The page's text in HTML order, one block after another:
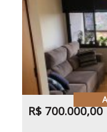
R$ 700.000,00